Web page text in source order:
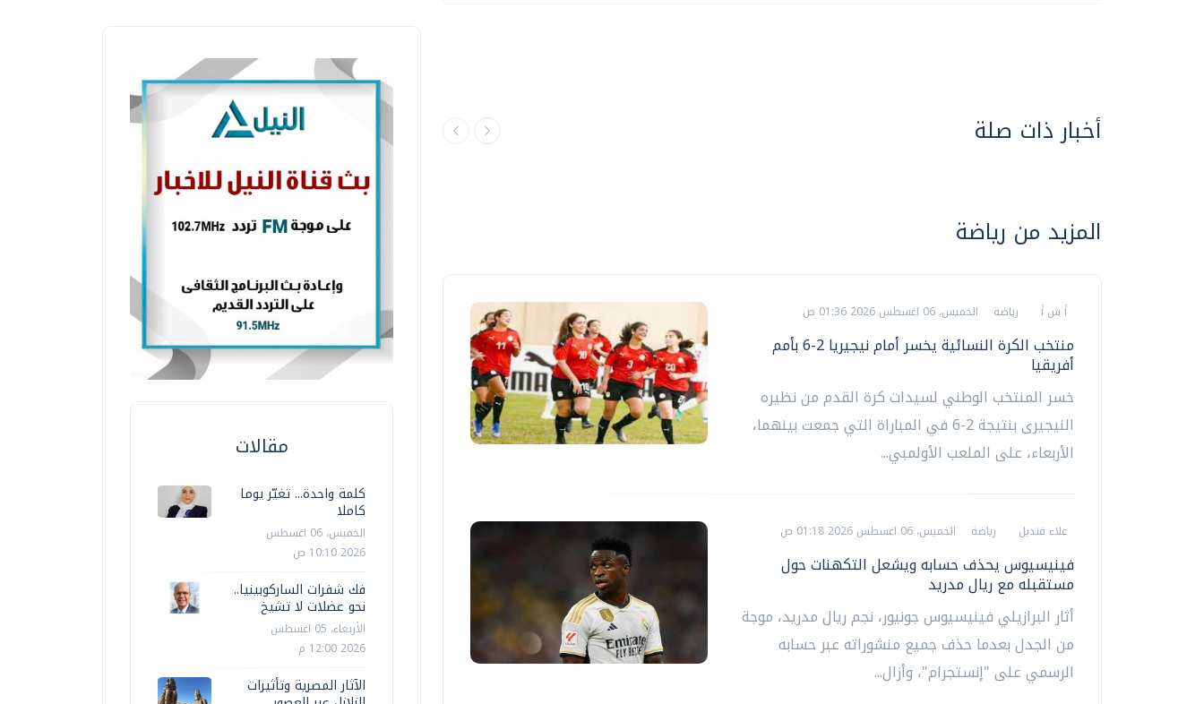
أخبار ذات صلة
المزيد من رياضة
أ ش أ رياضة الخميس، 06 اغسطس 2026 01:36 ص
منتخب الكرة النسائية يخسر أمام نيجيريا 2-6 بأمم
أفريقيا
خسر المنتخب الوطني لسيدات كرة القدم من نظيره
النيجيرى بنتيجة 2-6 في المباراة التي جمعت بينهما،
الأربعاء، على الملعب الأولمبي...
علاء قنديل رياضة الخميس، 06 اغسطس 2026 01:18 ص
فينيسيوس يحذف حسابه ويشعل التكهنات حول
مستقبله مع ريال مدريد
أثار البرازيلي فينيسيوس جونيور، نجم ريال مدريد، موجة
من الجدل بعدما حذف جميع منشوراته عبر حسابه
الرسمي على "إنستجرام"، وأزال...
مقالات
كلمة واحدة... تغيّر يوما
كاملا
الخميس، 06 اغسطس
2026 10:10 ص
فك شفرات الساركوبينيا..
نحو عضلات لا تشيخ
الأربعاء، 05 اغسطس
2026 12:00 م
الآثار المصرية وتأثيرات